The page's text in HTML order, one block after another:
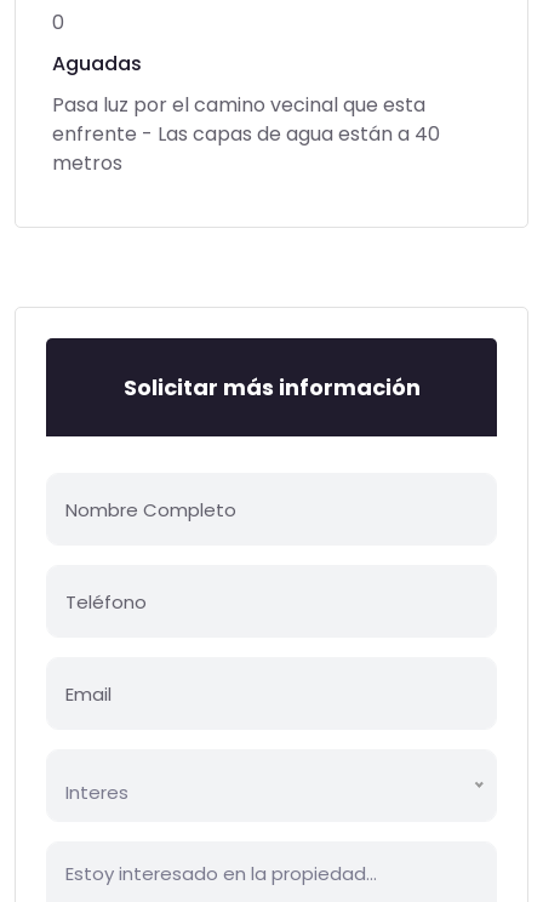
0
Aguadas
Pasa luz por el camino vecinal que esta
enfrente - Las capas de agua están a 40
metros
Solicitar más información
Interes